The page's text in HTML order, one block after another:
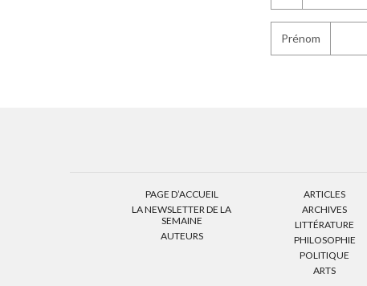
Prénom
PAGE D’ACCUEIL
LA NEWSLETTER DE LA
SEMAINE
AUTEURS
ARTICLES
ARCHIVES
LITTÉRATURE
PHILOSOPHIE
POLITIQUE
ARTS